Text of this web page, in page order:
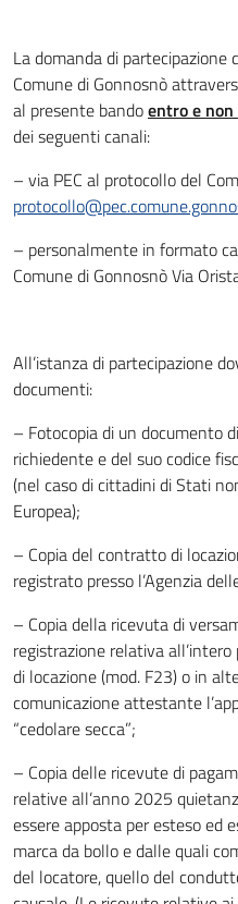
La domanda di partecipazione
Comune di Gonnosnò
al presente bandoentro e
dei seguenti canali:
– via PEC al protocollo del
– personalmente in formato
Comune di Gonnosnò Via
All’istanza di partecipazione
documenti:
– Fotocopia di un documento
richiedente e del suo codice
(nel caso di cittadini di Stati
Europea);
– Copia del contratto di
registrato presso l’Agenzia
– Copia della ricevuta di
registrazione relativa
di locazione (mod. F23) o in
comunicazione attestante
“cedolare secca”;
– Copia delle ricevute di
relative all’anno 2025
essere apposta per esteso ed
marca da bollo e dalle quali
del locatore, quello del